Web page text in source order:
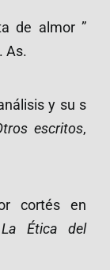
de almor ”
As.
y su s
escritos,
cortés en
Ética del